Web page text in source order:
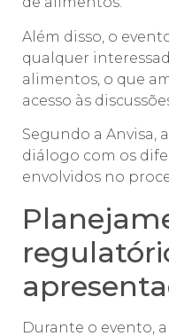
Além disso, o
qualquer
alimentos, o que
acesso às
Segundo a Anvisa,
diálogo com os
envolvidos no
Durante o evento,